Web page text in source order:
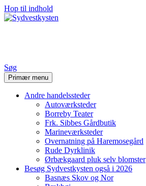
Hop til indhold
Søg
Primær menu
Andre handelssteder
Autoværksteder
Borreby Teater
Frk. Sibbes Gårdbutik
Marineværksteder
Overnatning på Haremosegård
Rude Dyrklinik
Ørbækgaard pluk selv blomster
Besøg Sydvestkysten også i 2026
Basnæs Skov og Nor